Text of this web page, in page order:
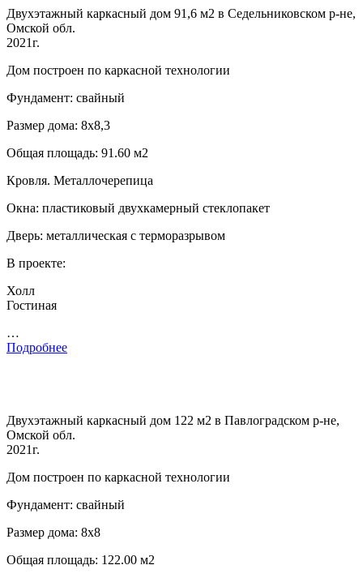
Двухэтажный каркасный дом 91,6 м2 в Седельниковском р-не,
Омской обл.
2021г.
Дом построен по каркасной технологии
Фундамент: свайный
Размер дома: 8х8,3
Общая площадь: 91.60 м2
Кровля. Металлочерепица
Окна: пластиковый двухкамерный стеклопакет
Дверь: металлическая с терморазрывом
В проекте:
Холл
Гостиная
…
Подробнее
Двухэтажный каркасный дом 122 м2 в Павлоградском р-не,
Омской обл.
2021г.
Дом построен по каркасной технологии
Фундамент: свайный
Размер дома: 8х8
Общая площадь: 122.00 м2